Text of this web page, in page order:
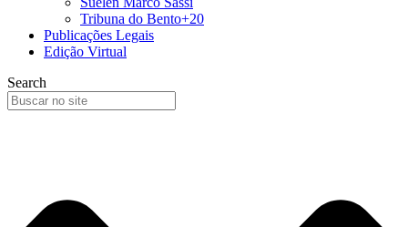
Tribuna do Bento+20
Publicações Legais
Edição Virtual
Search